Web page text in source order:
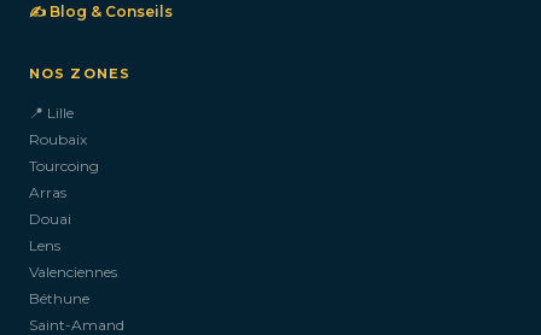
✍️ Blog & Conseils
NOS ZONES
📍 Lille
Roubaix
Tourcoing
Arras
Douai
Lens
Valenciennes
Béthune
Saint-Amand